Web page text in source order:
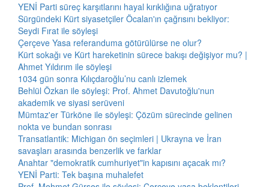
YENİ Parti süreç karşıtlarını hayal kırıklığına uğratıyor
Sürgündeki Kürt siyasetçiler Öcalan'ın çağrısını bekliyor:
Seydi Fırat ile söyleşi
Çerçeve Yasa referanduma götürülürse ne olur?
Kürt sokağı ve Kürt hareketinin sürece bakışı değişiyor mu? |
Ahmet Yıldırım ile söyleşi
1034 gün sonra Kılıçdaroğlu’nu canlı izlemek
Behlül Özkan ile söyleşi: Prof. Ahmet Davutoğlu'nun
akademik ve siyasi serüveni
Mümtaz'er Türköne ile söyleşi: Çözüm sürecinde gelinen
nokta ve bundan sonrası
Transatlantik: Michigan ön seçimleri | Ukrayna ve İran
savaşları arasında benzerlik ve farklar
Anahtar "demokratik cumhuriyet"in kapısını açacak mı?
YENİ Parti: Tek başına muhalefet